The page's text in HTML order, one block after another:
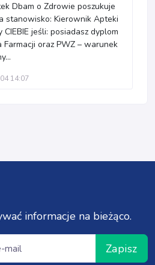
Dbam o Zdrowie poszukuje
stanowisko: Kierownik Apteki
CIEBIE jeśli: posiadasz dyplom
Farmacji oraz PWZ – warunek
14:07
informacje na bieżąco.
Zapisz